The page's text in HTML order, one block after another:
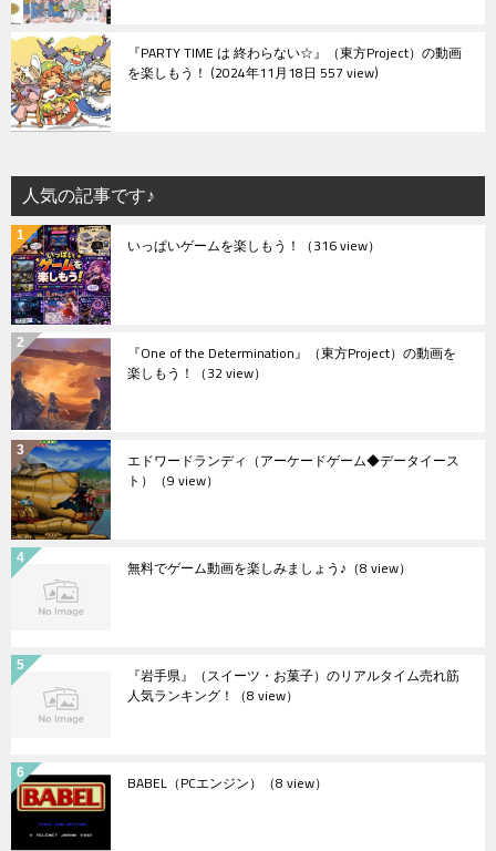
『PARTY TIME は 終わらない☆』（東方Project）の動画
を楽しもう！ 2024年11月18日 557 view
人気の記事です♪
いっぱいゲームを楽しもう！ （316 view）
『One of the Determination』（東方Project）の動画を
楽しもう！ （32 view）
エドワードランディ（アーケードゲーム◆データイース
ト） （9 view）
無料でゲーム動画を楽しみましょう♪ （8 view）
『岩手県』（スイーツ・お菓子）のリアルタイム売れ筋
人気ランキング！ （8 view）
BABEL（PCエンジン） （8 view）